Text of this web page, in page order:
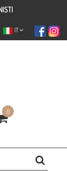
IT
0